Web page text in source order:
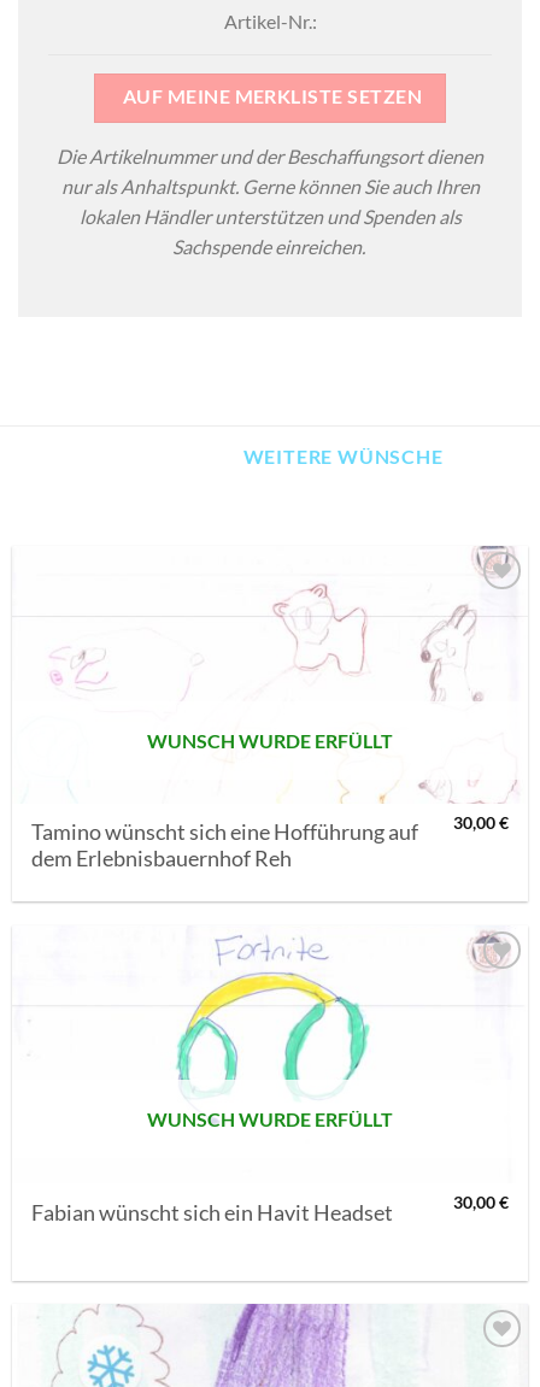
Artikel-Nr.:
AUF MEINE MERKLISTE SETZEN
Die Artikelnummer und der Beschaffungsort dienen
nur als Anhaltspunkt. Gerne können Sie auch Ihren
lokalen Händler unterstützen und Spenden als
Sachspende einreichen.
WEITERE WÜNSCHE
AUF MEINE
MERKLISTE
SETZEN
WUNSCH WURDE ERFÜLLT
Tamino wünscht sich eine Hofführung auf
dem Erlebnisbauernhof Reh
30,00€
WUNSCH WURDE ERFÜLLT
Fabian wünscht sich ein Havit Headset 30,00€